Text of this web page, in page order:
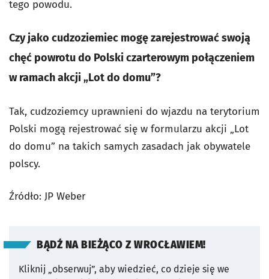
tego powodu.
Czy jako cudzoziemiec mogę zarejestrować swoją
chęć powrotu do Polski czarterowym połączeniem
w ramach akcji „Lot do domu”?
Tak, cudzoziemcy uprawnieni do wjazdu na terytorium
Polski mogą rejestrować się w formularzu akcji „Lot
do domu” na takich samych zasadach jak obywatele
polscy.
Źródło: JP Weber
BĄDŹ NA BIEŻĄCO Z WROCŁAWIEM!
Kliknij „obserwuj”, aby wiedzieć, co dzieje się we